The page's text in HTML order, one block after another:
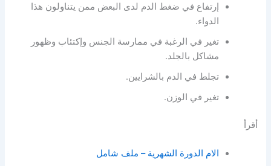
إرتفاع في ضغط الدم لدى البعض ممن يتناولون هذا
الدواء.
تغير في الرغبة في ممارسة الجنس وإكتئاب وظهور
مشاكل بالجلد.
تجلط في الدم بالشرايين.
تغير في الوزن.
أقرأ
الام الدورة الشهرية – ملف شامل